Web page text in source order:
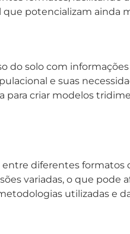
potencializam ainda
solo com
e suas
criar modelos
diferentes formatos
variadas, o que pode
utilizadas e